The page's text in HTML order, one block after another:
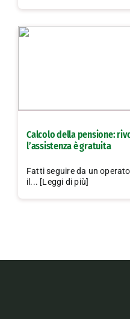
Calcolo della pensione:
l’assistenza è gratuita
Fatti seguire da un
il... [Leggi di più]